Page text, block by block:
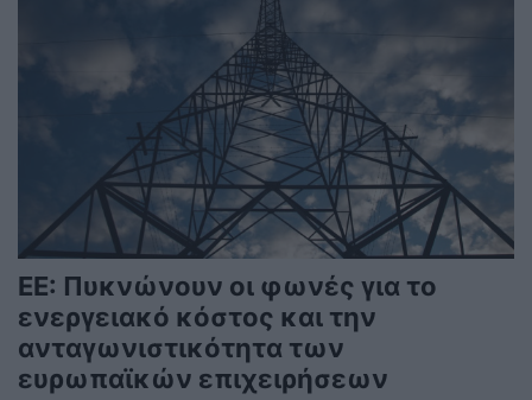
ΕΕ: Πυκνώνουν οι φωνές για το
ενεργειακό κόστος και την
ανταγωνιστικότητα των
ευρωπαϊκών επιχειρήσεων